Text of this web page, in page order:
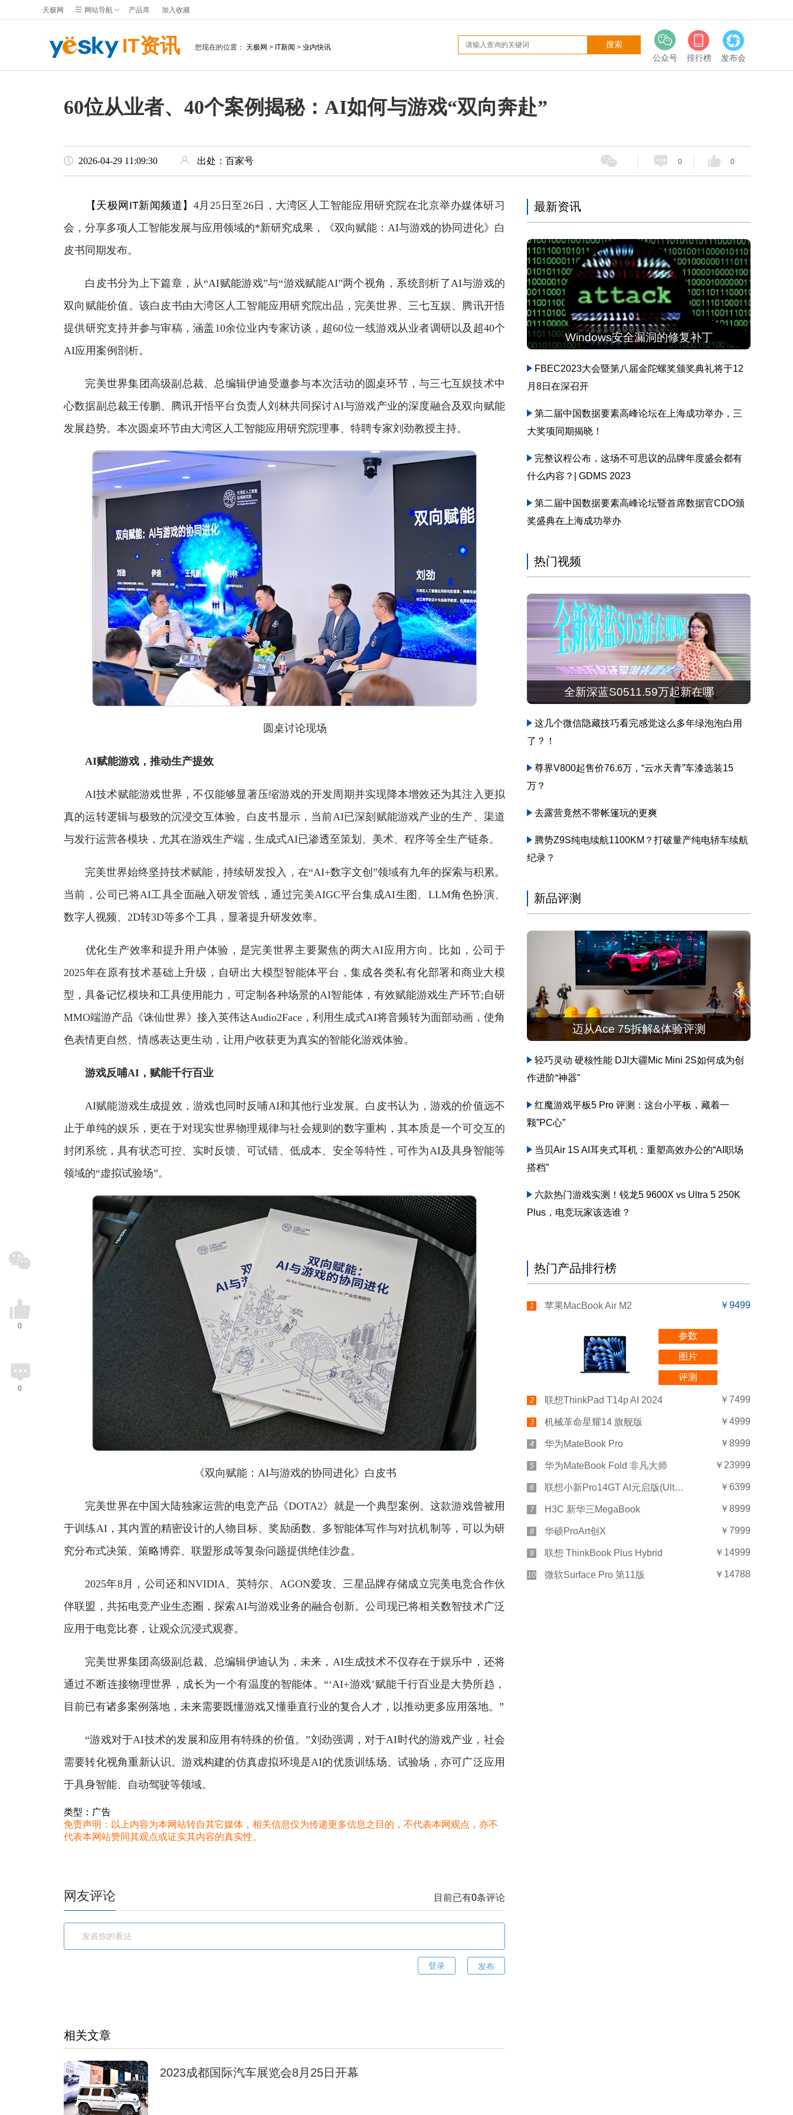
天极网 网站导航 产品库 加入收藏
IT资讯 您现在的位置： 天极网 > IT新闻 > 业内快讯
公众号 排行榜 发布会
60位从业者、40个案例揭秘：AI如何与游戏“双向奔赴”
2026-04-29 11:09:30 出处：百家号 0 0
【天极网IT新闻频道】 4月25日至26日，大湾区人工智能应用研究院在北京举办媒体研习
会，分享多项人工智能发展与应用领域的*新研究成果，《双向赋能：AI与游戏的协同进化》白
皮书同期发布。
白皮书分为上下篇章，从“AI赋能游戏”与“游戏赋能AI”两个视角，系统剖析了AI与游戏的
双向赋能价值。该白皮书由大湾区人工智能应用研究院出品，完美世界、三七互娱、腾讯开悟
提供研究支持并参与审稿，涵盖10余位业内专家访谈，超60位一线游戏从业者调研以及超40个
AI应用案例剖析。
完美世界集团高级副总裁、总编辑伊迪受邀参与本次活动的圆桌环节，与三七互娱技术中
心数据副总裁王传鹏、腾讯开悟平台负责人刘林共同探讨AI与游戏产业的深度融合及双向赋能
发展趋势。本次圆桌环节由大湾区人工智能应用研究院理事、特聘专家刘劲教授主持。
圆桌讨论现场
AI赋能游戏，推动生产提效
AI技术赋能游戏世界，不仅能够显著压缩游戏的开发周期并实现降本增效还为其注入更拟
真的运转逻辑与极致的沉浸交互体验。白皮书显示，当前AI已深刻赋能游戏产业的生产、渠道
与发行运营各模块，尤其在游戏生产端，生成式AI已渗透至策划、美术、程序等全生产链条。
完美世界始终坚持技术赋能，持续研发投入，在“AI+数字文创”领域有九年的探索与积累。
当前，公司已将AI工具全面融入研发管线，通过完美AIGC平台集成AI生图、LLM角色扮演、
数字人视频、2D转3D等多个工具，显著提升研发效率。
优化生产效率和提升用户体验，是完美世界主要聚焦的两大AI应用方向。比如，公司于
2025年在原有技术基础上升级，自研出大模型智能体平台，集成各类私有化部署和商业大模
型，具备记忆模块和工具使用能力，可定制各种场景的AI智能体，有效赋能游戏生产环节;自研
MMO端游产品《诛仙世界》接入英伟达Audio2Face，利用生成式AI将音频转为面部动画，使角
色表情更自然、情感表达更生动，让用户收获更为真实的智能化游戏体验。
游戏反哺AI，赋能千行百业
AI赋能游戏生成提效，游戏也同时反哺AI和其他行业发展。白皮书认为，游戏的价值远不
止于单纯的娱乐，更在于对现实世界物理规律与社会规则的数字重构，其本质是一个可交互的
封闭系统，具有状态可控、实时反馈、可试错、低成本、安全等特性，可作为AI及具身智能等
领域的“虚拟试验场”。
《双向赋能：AI与游戏的协同进化》白皮书
完美世界在中国大陆独家运营的电竞产品《DOTA2》就是一个典型案例。这款游戏曾被用
于训练AI，其内置的精密设计的人物目标、奖励函数、多智能体写作与对抗机制等，可以为研
究分布式决策、策略博弈、联盟形成等复杂问题提供绝佳沙盘。
2025年8月，公司还和NVIDIA、英特尔、AGON爱攻、三星品牌存储成立完美电竞合作伙
伴联盟，共拓电竞产业生态圈，探索AI与游戏业务的融合创新。公司现已将相关数智技术广泛
应用于电竞比赛，让观众沉浸式观赛。
完美世界集团高级副总裁、总编辑伊迪认为，未来，AI生成技术不仅存在于娱乐中，还将
通过不断连接物理世界，成长为一个有温度的智能体。“‘AI+游戏’赋能千行百业是大势所趋，
目前已有诸多案例落地，未来需要既懂游戏又懂垂直行业的复合人才，以推动更多应用落地。”
“游戏对于AI技术的发展和应用有特殊的价值。”刘劲强调，对于AI时代的游戏产业，社会
需要转化视角重新认识。游戏构建的仿真虚拟环境是AI的优质训练场、试验场，亦可广泛应用
于具身智能、自动驾驶等领域。
类型：广告
免责声明：以上内容为本网站转自其它媒体，相关信息仅为传递更多信息之目的，不代表本网观点，亦不
代表本网站赞同其观点或证实其内容的真实性。
网友评论 目前已有0条评论
发布
相关文章
2023成都国际汽车展览会8月25日开幕
最新资讯
Windows安全漏洞的修复补丁
FBEC2023大会暨第八届金陀螺奖颁奖典礼将于12
月8日在深召开
第二届中国数据要素高峰论坛在上海成功举办，三
大奖项同期揭晓！
完整议程公布，这场不可思议的品牌年度盛会都有
什么内容？| GDMS 2023
第二届中国数据要素高峰论坛暨首席数据官CDO颁
奖盛典在上海成功举办
热门视频
全新深蓝S0511.59万起新在哪
这几个微信隐藏技巧看完感觉这么多年绿泡泡白用
了？！
尊界V800起售价76.6万，“云水天青”车漆选装15
万？
去露营竟然不带帐篷玩的更爽
腾势Z9S纯电续航1100KM？打破量产纯电轿车续航
纪录？
新品评测
迈从Ace 75拆解&体验评测
轻巧灵动 硬核性能 DJI大疆Mic Mini 2S如何成为创
作进阶“神器”
红魔游戏平板5 Pro 评测：这台小平板，藏着一
颗”PC心”
当贝Air 1S AI耳夹式耳机：重塑高效办公的“AI职场
搭档”
六款热门游戏实测！锐龙5 9600X vs Ultra 5 250K
Plus，电竞玩家该选谁？
热门产品排行榜
1 苹果MacBook Air M2 ￥9499
参数
图片
评测
2 联想ThinkPad T14p AI 2024 ￥7499
3 机械革命星耀14 旗舰版 ￥4999
4 华为MateBook Pro ￥8999
5 华为MateBook Fold 非凡大师 ￥23999
6 联想小新Pro14GT AI元启版(Ultra 5 225H/32GB/1TB) ￥6399
7 H3C 新华三MegaBook ￥8999
8 华硕ProArt创X ￥7999
9 联想 ThinkBook Plus Hybrid ￥14999
10 微软Surface Pro 第11版 ￥14788
0
0